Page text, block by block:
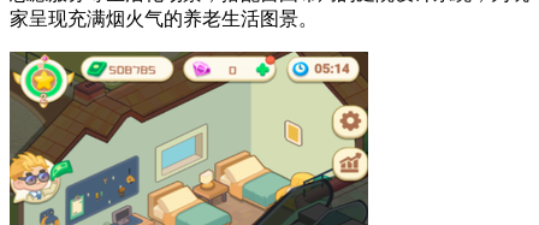
家呈现充满烟火气的养老生活图景。